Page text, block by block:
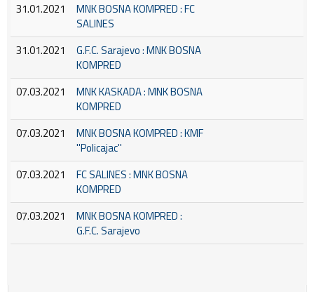
31.01.2021
MNK BOSNA KOMPRED : FC
SALINES
31.01.2021
G.F.C. Sarajevo : MNK BOSNA
KOMPRED
07.03.2021
MNK KASKADA : MNK BOSNA
KOMPRED
07.03.2021
MNK BOSNA KOMPRED : KMF
''Policajac''
07.03.2021
FC SALINES : MNK BOSNA
KOMPRED
07.03.2021
MNK BOSNA KOMPRED :
G.F.C. Sarajevo